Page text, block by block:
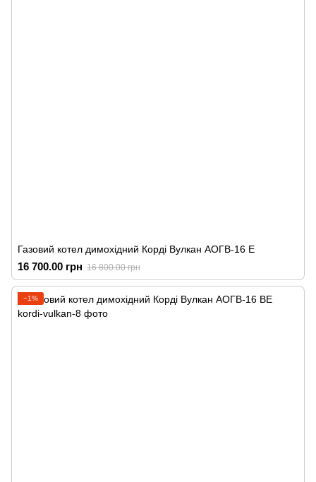
Газовий котел димохідний Корді Вулкан АОГВ-16 Е
16 700.00 грн 16 800.00 грн
−1%